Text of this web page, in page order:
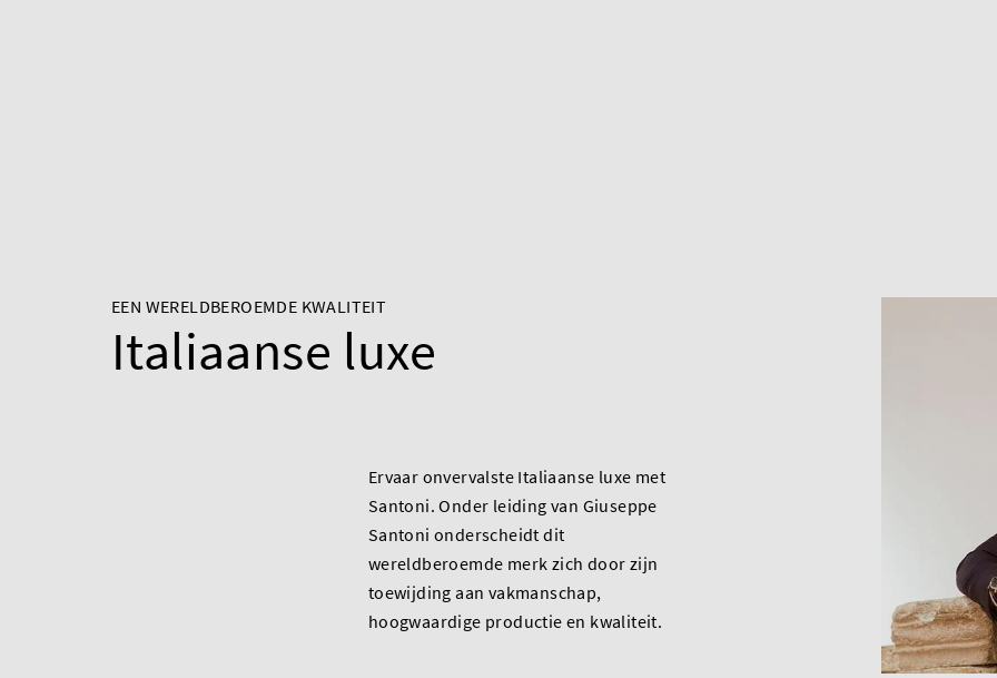
EEN WERELDBEROEMDE KWALITEIT
Italiaanse luxe
Ervaar onvervalste Italiaanse luxe met
Santoni. Onder leiding van Giuseppe
Santoni onderscheidt dit
wereldberoemde merk zich door zijn
toewijding aan vakmanschap,
hoogwaardige productie en kwaliteit.